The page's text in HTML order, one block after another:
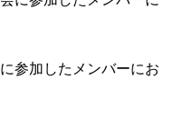
参加したメンバーにお